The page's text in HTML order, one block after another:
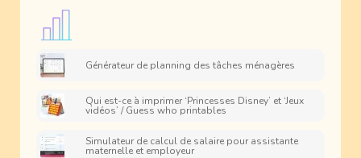
Générateur de planning des tâches ménagères
Qui est-ce à imprimer ‘Princesses Disney’ et ‘Jeux
vidéos’ / Guess who printables
Simulateur de calcul de salaire pour assistante
maternelle et employeur